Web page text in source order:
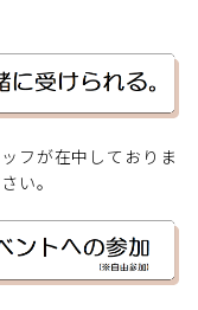
フが在中しておりま
い。